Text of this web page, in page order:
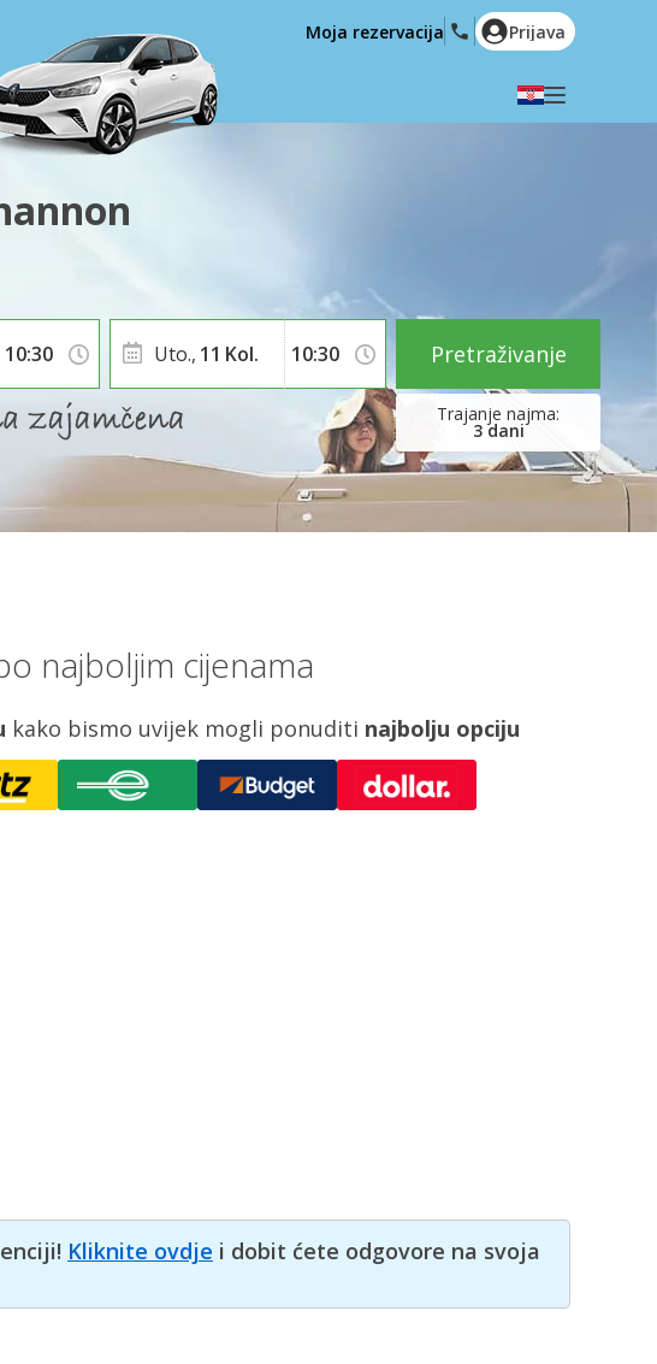
English (US)
Polski
Türkçe
Română
Ελληνικά
Hrvatski
العربية
Moja rezervacija Prijava
3 dani
Uto., 11 Kol. Pretraživanje
najboljim cijenama
kako bismo uvijek mogli ponuditi najbolju opciju
Kliknite ovdje i dobit ćete odgovore na svoja